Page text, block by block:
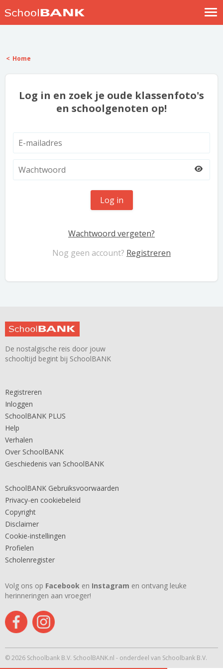
Help
Home
Log in en zoek je oude klassenfoto's
en schoolgenoten op!
Log in
Wachtwoord vergeten?
Nog geen account? Registreren
De nostalgische reis door jouw
schooltijd begint bij SchoolBANK
Registreren
Inloggen
SchoolBANK PLUS
Help
Verhalen
Over SchoolBANK
Geschiedenis van SchoolBANK
SchoolBANK Gebruiksvoorwaarden
Privacy-en cookiebeleid
Copyright
Disclaimer
Cookie-instellingen
Profielen
Scholenregister
Volg ons op Facebook en Instagram en ontvang leuke
herinneringen aan vroeger!
© 2026 Schoolbank B.V. SchoolBANK.nl - onderdeel van Schoolbank B.V.